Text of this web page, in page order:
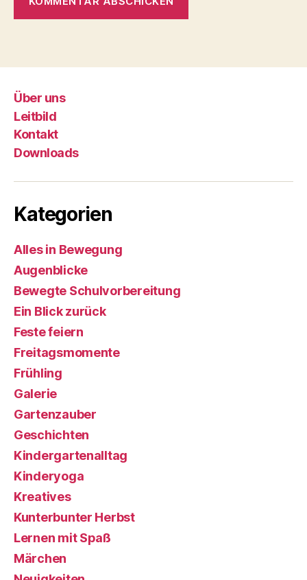
Über uns
Leitbild
Kontakt
Downloads
Kategorien
Alles in Bewegung
Augenblicke
Bewegte Schulvorbereitung
Ein Blick zurück
Feste feiern
Freitagsmomente
Frühling
Galerie
Gartenzauber
Geschichten
Kindergartenalltag
Kinderyoga
Kreatives
Kunterbunter Herbst
Lernen mit Spaß
Märchen